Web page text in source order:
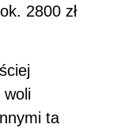
2800 zł
woli
ta